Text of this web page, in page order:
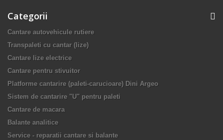
Categorii
Cantare autovehicule rutiere
Transpaleti cu cantar (lize)
Cantare lize electrice
Cantare pentru stivuitor
Platforme cantarire (paleti-carucioare) Dini Argeo
Sistem de cantarire "U" pentru paleti
Cantare de macara
Balante analitice
Service - reparatii cantare si balante